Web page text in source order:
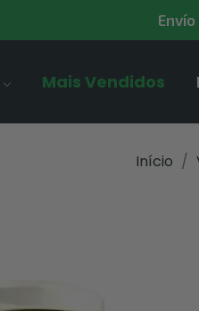
Mais Vendidos
Início